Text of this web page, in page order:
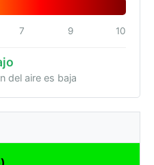
7 9 10
del aire es baja